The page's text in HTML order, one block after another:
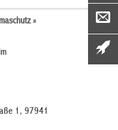
»
1, 97941